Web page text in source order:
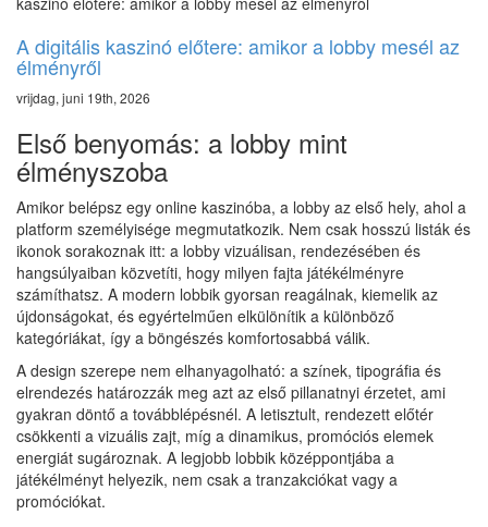
A digitális kaszinó előtere: amikor a lobby mesél az
élményről
vrijdag, juni 19th, 2026
Első benyomás: a lobby mint
élményszoba
Amikor belépsz egy online kaszinóba, a lobby az első hely, ahol a
platform személyisége megmutatkozik. Nem csak hosszú listák és
ikonok sorakoznak itt: a lobby vizuálisan, rendezésében és
hangsúlyaiban közvetíti, hogy milyen fajta játékélményre
számíthatsz. A modern lobbik gyorsan reagálnak, kiemelik az
újdonságokat, és egyértelműen elkülönítik a különböző
kategóriákat, így a böngészés komfortosabbá válik.
A design szerepe nem elhanyagolható: a színek, tipográfia és
elrendezés határozzák meg azt az első pillanatnyi érzetet, ami
gyakran döntő a továbblépésnél. A letisztult, rendezett előtér
csökkenti a vizuális zajt, míg a dinamikus, promóciós elemek
energiát sugároznak. A legjobb lobbik középpontjába a
játékélményt helyezik, nem csak a tranzakciókat vagy a
promóciókat.